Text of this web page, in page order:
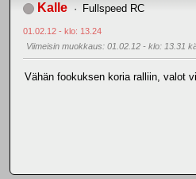
Kalle Fullspeed RC
01.02.12 - klo: 13.24
Viimeisin muokkaus: 01.02.12 - klo: 13.31
Vähän fookuksen koria ralliin, valot